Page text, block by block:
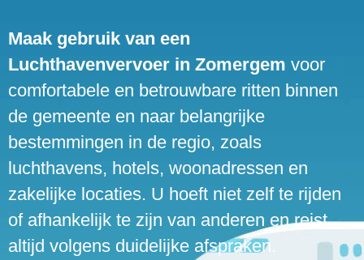
Maak gebruik van een
Luchthavenvervoer in Zomergem voor
comfortabele en betrouwbare ritten binnen
de gemeente en naar belangrijke
bestemmingen in de regio, zoals
luchthavens, hotels, woonadressen en
zakelijke locaties. U hoeft niet zelf te rijden
of afhankelijk te zijn van anderen en reist
altijd volgens duidelijke afspraken.